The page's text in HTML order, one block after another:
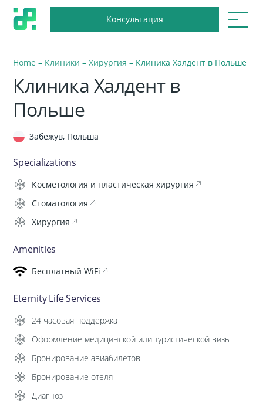
Консультация
Home – Клиники – Хирургия – Клиника Халдент в Польше
Клиника Халдент в
Польше
Забежув, Польша
Specializations
Косметология и пластическая хирургия
Стоматология
Хирургия
Amenities
Бесплатный WiFi
Eternity Life Services
24 часовая поддержка
Оформление медицинской или туристической визы
Бронирование авиабилетов
Бронирование отеля
Диагноз